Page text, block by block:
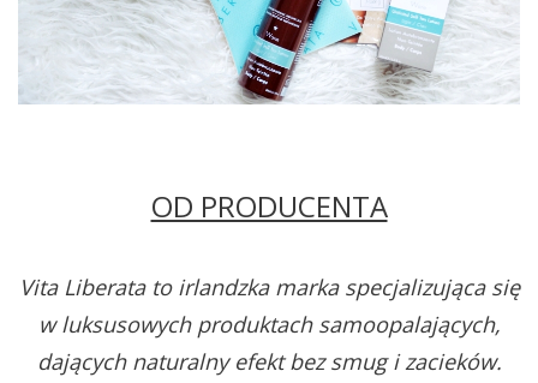
OD PRODUCENTA
Vita Liberata to irlandzka marka specjalizująca się
w luksusowych produktach samoopalających,
dających naturalny efekt bez smug i zacieków.